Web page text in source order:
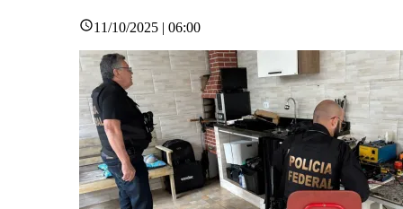
11/10/2025 | 06:00